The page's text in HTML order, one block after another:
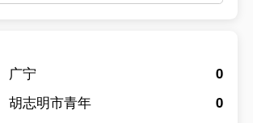
广宁
胡志明市青年
0
0